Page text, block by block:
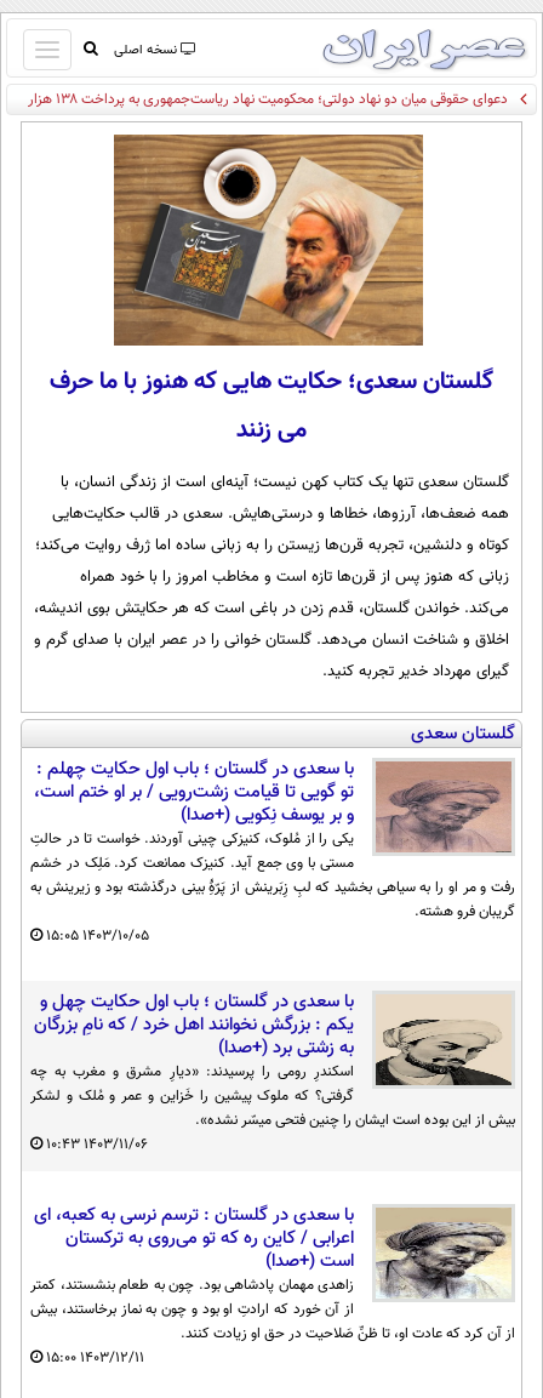
نسخه اصلی
باز
و
بسته
صفحه اول
تماس با ما
آرشیو
جستجو
نظرسنجی
آب و هوا
اوقات شرعی
پیوند ها
سواد زندگی
سیاسی
اقتصاد
خودرو
اجتماعی
حوادث
سلامت
یک برش دانایی
ورزشی
بین الملل
سیاست خارجی
فرهنگ و هنر
علم و دانش
علمی
اخبار کریپتو
گوناگون
سرگرمی
باشگاه مغز
مجله تصویری سلاح
فیلم
اقتصاد
ورزش
سیاست
گوناگون
حوادث
محیط زیست
فرهنگی
بین الملل
اجتماعی
حیات وحش
عصر ایران 2
خواندنی ها و دیدنی ها
داستان کوتاه
آشپزی
دانلود
آموزش زبان
دعوای حقوقی میان دو نهاد دولتی؛ محکومیت نهاد ریاست‌جمهوری به پرداخت ۱۳۸ هزار
میلیارد تومان
گلستان سعدی؛ حکایت هایی که هنوز با ما حرف
می زنند
گلستان سعدی تنها یک کتاب کهن نیست؛ آینه‌ای است از زندگی انسان، با
همه ضعف‌ها، آرزوها، خطاها و درستی‌هایش. سعدی در قالب حکایت‌هایی
کوتاه و دلنشین، تجربه قرن‌ها زیستن را به زبانی ساده اما ژرف روایت می‌کند؛
زبانی که هنوز پس از قرن‌ها تازه است و مخاطب امروز را با خود همراه
می‌کند. خواندن گلستان، قدم زدن در باغی است که هر حکایتش بوی اندیشه،
اخلاق و شناخت انسان می‌دهد. گلستان خوانی را در عصر ایران با صدای گرم و
گیرای مهرداد خدیر تجربه کنید.
گلستان سعدی
با سعدی در گلستان ؛ باب اول حکایت چهلم :
تو گویی تا قیامت زشت‌رویی / بر او ختم است،
و بر یوسف نِکویی (+صدا)
یکی را از مُلوک، کنیزکی چینی آوردند. خواست تا در حالتِ
مستی با وی جمع آید. کنیزک ممانعت کرد. مَلِک در خشم
رفت و مر او را به سیاهی بخشید که لبِ زِبَرینش از پَرّهِٔ بینی درگذشته بود و زیرینش به
گریبان فرو هشته.
۱۴۰۳/۱۰/۰۵۱۵:۰۵
با سعدی در گلستان ؛ باب اول حکایت چهل و
یکم : بزرگش نخوانند اهل خرد / که نامِ بزرگان
به زشتی برد (+صدا)
اسکندرِ رومی را پرسیدند: «دیارِ مشرق و مغرب به چه
گرفتی؟ که ملوک پیشین را خَزاین و عمر و مُلک و لشکر
بیش از این بوده است ایشان را چنین فتحی میسّر نشده».
۱۴۰۳/۱۱/۰۶۱۰:۴۳
با سعدی در گلستان : ترسم نرسی به کعبه، ای
اعرابی / کاین ره که تو می‌روی به ترکستان
است (+صدا)
زاهدی مهمان پادشاهی بود. چون به طعام بنشستند، کمتر
از آن خورد که ارادتِ او بود و چون به نماز برخاستند، بیش
از آن کرد که عادت او، تا ظنِّ صَلاحیت در حق او زیادت کنند.
۱۴۰۳/۱۲/۱۱۱۵:۰۰